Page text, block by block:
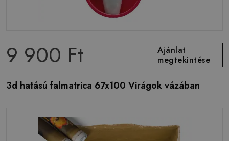
9 900 Ft
Ajánlat
megtekintése
3d hatású falmatrica 67x100 Virágok vázában